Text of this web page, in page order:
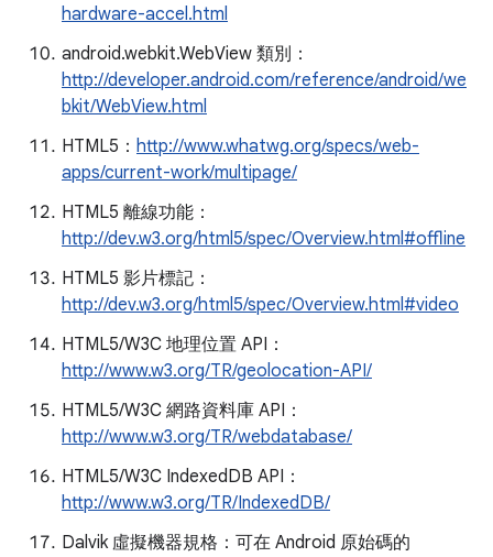
hardware-accel.html
android.webkit.WebView 類別：
http://developer.android.com/reference/android/we
bkit/WebView.html
HTML5： http://www.whatwg.org/specs/web-
apps/current-work/multipage/
HTML5 離線功能：
http://dev.w3.org/html5/spec/Overview.html#offline
HTML5 影片標記：
http://dev.w3.org/html5/spec/Overview.html#video
HTML5/W3C 地理位置 API：
http://www.w3.org/TR/geolocation-API/
HTML5/W3C 網路資料庫 API：
http://www.w3.org/TR/webdatabase/
HTML5/W3C IndexedDB API：
http://www.w3.org/TR/IndexedDB/
Dalvik 虛擬機器規格：可在 Android 原始碼的